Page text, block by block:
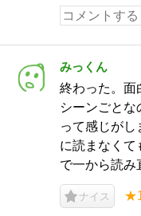
みっくん
終わった。面
シーンごとな
って感じがし
に読まなくて
で一から読み
ナイス